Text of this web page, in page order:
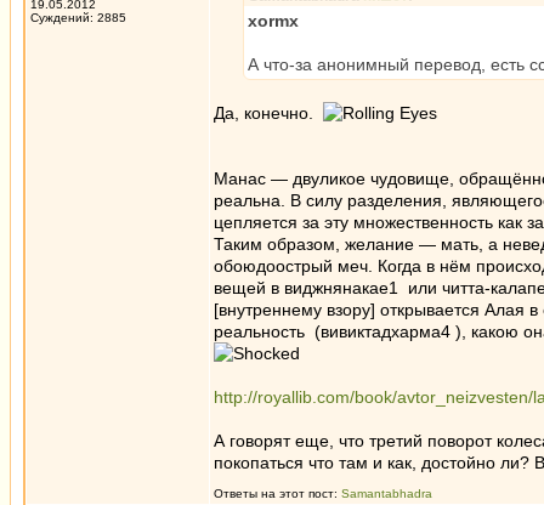
19.05.2012
Суждений: 2885
xormx
А что-за анонимный перевод, есть
Да, конечно.
Манас — двуликое чудовище,
реальна. В силу разделения,
цепляется за эту множественность как
Таким образом, желание — мать, а
обоюдоострый меч. Когда в нём
вещей в виджнянакае1 или читта-
[внутреннему взору] открывается Алая
реальность (вивиктадхарма4 ), какою
http://royallib.com/book/avtor_neizvesten/
А говорят еще, что третий поворот
покопаться что там и как, достойно
Ответы на этот пост: Samantabhadra